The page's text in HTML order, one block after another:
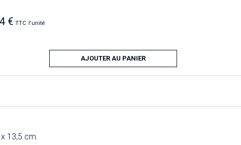
€ TTC l'unité
AJOUTER AU PANIER
13,5 cm.